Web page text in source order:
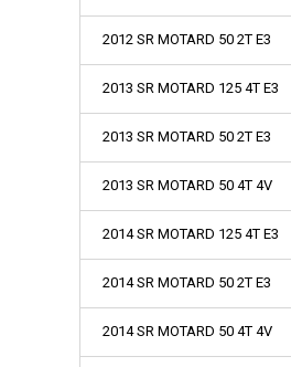
2012 SR MOTARD 50 2T E3
2013 SR MOTARD 125 4T E3
2013 SR MOTARD 50 2T E3
2013 SR MOTARD 50 4T 4V
2014 SR MOTARD 125 4T E3
2014 SR MOTARD 50 2T E3
2014 SR MOTARD 50 4T 4V